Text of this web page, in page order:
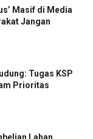
Masif di Media
Jangan
Tugas KSP
Prioritas
Lahan